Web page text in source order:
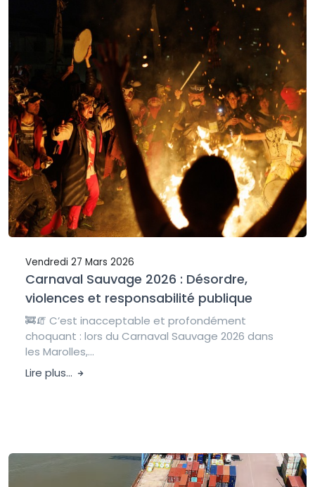
Vendredi 27 Mars 2026
Carnaval Sauvage 2026 : Désordre,
violences et responsabilité publique
🚒🧯 C’est inacceptable et profondément
choquant : lors du Carnaval Sauvage 2026 dans
les Marolles,...
Lire plus...